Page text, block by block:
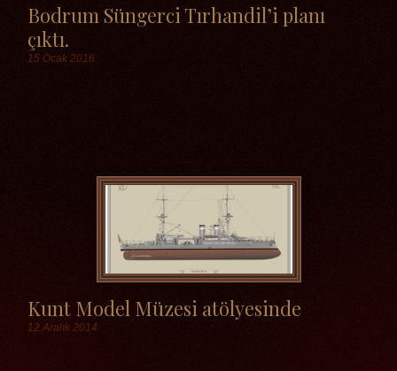
Bodrum Süngerci Tırhandil’i planı
çıktı.
15 Ocak 2016
Kunt Model Müzesi atölyesinde
12 Aralık 2014